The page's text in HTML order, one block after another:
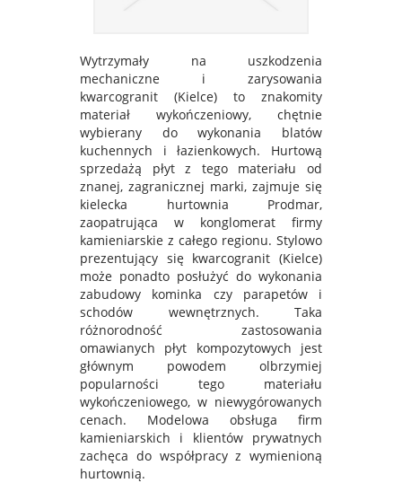
Wytrzymały na uszkodzenia
mechaniczne i zarysowania
kwarcogranit (Kielce) to znakomity
materiał wykończeniowy, chętnie
wybierany do wykonania blatów
kuchennych i łazienkowych. Hurtową
sprzedażą płyt z tego materiału od
znanej, zagranicznej marki, zajmuje się
kielecka hurtownia Prodmar,
zaopatrująca w konglomerat firmy
kamieniarskie z całego regionu. Stylowo
prezentujący się kwarcogranit (Kielce)
może ponadto posłużyć do wykonania
zabudowy kominka czy parapetów i
schodów wewnętrznych. Taka
różnorodność zastosowania
omawianych płyt kompozytowych jest
głównym powodem olbrzymiej
popularności tego materiału
wykończeniowego, w niewygórowanych
cenach. Modelowa obsługa firm
kamieniarskich i klientów prywatnych
zachęca do współpracy z wymienioną
hurtownią.